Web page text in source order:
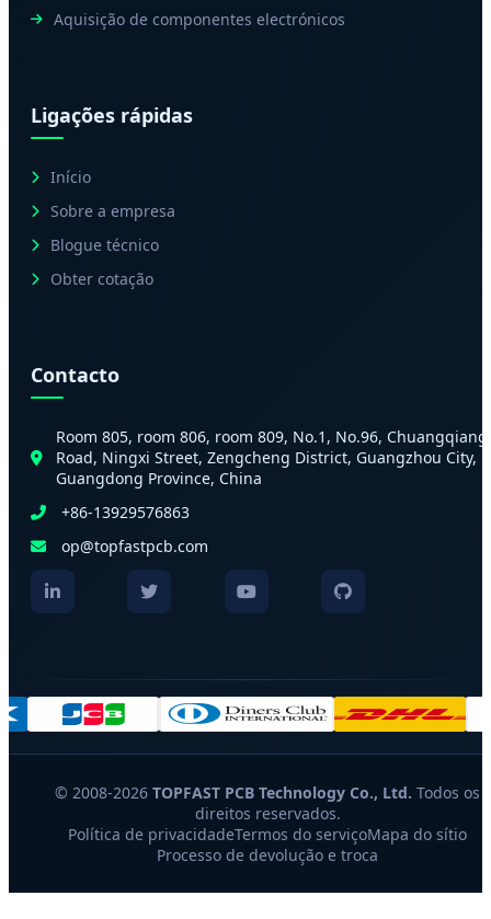
Aquisição de componentes electrónicos
Ligações rápidas
Início
Sobre a empresa
Blogue técnico
Obter cotação
Contacto
Room 805, room 806, room 809, No.1, No.96, Chuangqiang
Road, Ningxi Street, Zengcheng District, Guangzhou City,
Guangdong Province, China
+86-13929576863
op@topfastpcb.com
© 2008-2026 TOPFAST PCB Technology Co., Ltd. Todos os
direitos reservados.
Política de privacidadeTermos do serviçoMapa do sítio
Processo de devolução e troca